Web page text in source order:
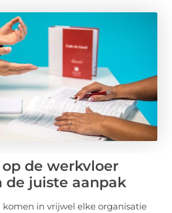
de werkvloer
de juiste aanpak
in vrijwel elke organisatie